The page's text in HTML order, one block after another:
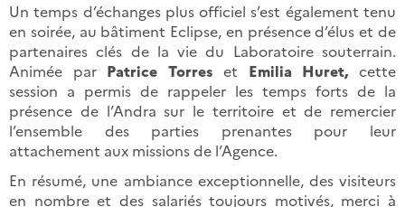
Un temps d’échanges plus officiel s’est également tenu
en soirée, au bâtiment Eclipse, en présence d’élus et de
partenaires clés de la vie du Laboratoire souterrain.
Animée par Patrice Torres et Emilia Huret,cette
session a permis de rappeler les temps forts de la
présence de l’Andra sur le territoire et de remercier
l’ensemble des parties prenantes pour leur
attachement aux missions de l’Agence.
En résumé, une ambiance exceptionnelle, des visiteurs
en nombre et des salariés toujours motivés, merci à